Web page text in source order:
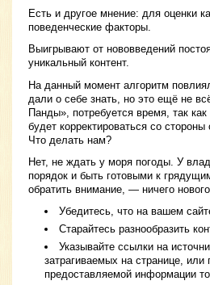
Есть и другое мнение: для оценки
поведенческие факторы.
Выигрывают от нововведений
уникальный контент.
На данный момент алгоритм
дали о себе знать, но это ещё не
Панды», потребуется время, так
будет корректироваться со стороны
Что делать нам?
Нет, не ждать у моря погоды. У
порядок и быть готовыми к
обратить внимание, — ничего
Убедитесь, что на вашем
Старайтесь разнообразить
Указывайте ссылки на
затрагиваемых на странице,
предоставляемой информации